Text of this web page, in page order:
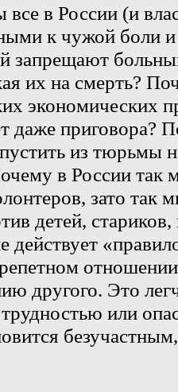
в России (и
к чужой боли
запрещают
их на смерть?
экономических
даже приговора?
из тюрьмы
в России так
зато так
детей,
действует
другого. Это
трудностью или